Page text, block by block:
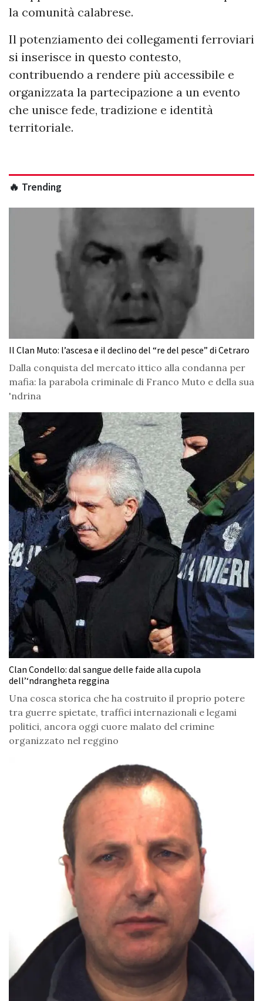
la comunità calabrese.
Il potenziamento dei collegamenti ferroviari
si inserisce in questo contesto,
contribuendo a rendere più accessibile e
organizzata la partecipazione a un evento
che unisce fede, tradizione e identità
territoriale.
🔥 Trending
Il Clan Muto: l’ascesa e il declino del “re del pesce” di Cetraro
Dalla conquista del mercato ittico alla condanna per
mafia: la parabola criminale di Franco Muto e della sua
'ndrina
Clan Condello: dal sangue delle faide alla cupola
dell’‘ndrangheta reggina
Una cosca storica che ha costruito il proprio potere
tra guerre spietate, traffici internazionali e legami
politici, ancora oggi cuore malato del crimine
organizzato nel reggino